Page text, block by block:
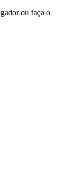
ou faça o